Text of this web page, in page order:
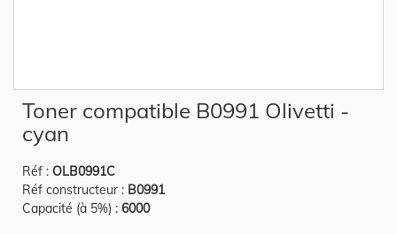
the
beginning
images
gallery
Toner compatible B0991 Olivetti -
cyan
Réf : OLB0991C
Réf constructeur : B0991
Capacité (à 5%) : 6000